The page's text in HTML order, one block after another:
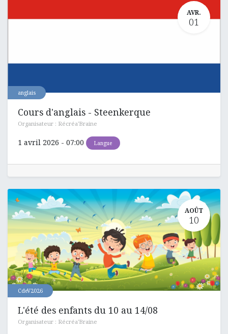
AVR.
01
anglais
Cours d'anglais - Steenkerque
Organisateur : Récréa'Braine
1 avril 2026 - 07:00 Langue
AOÛT
10
CdeV2026
L'été des enfants du 10 au 14/08
Organisateur : Récréa'Braine